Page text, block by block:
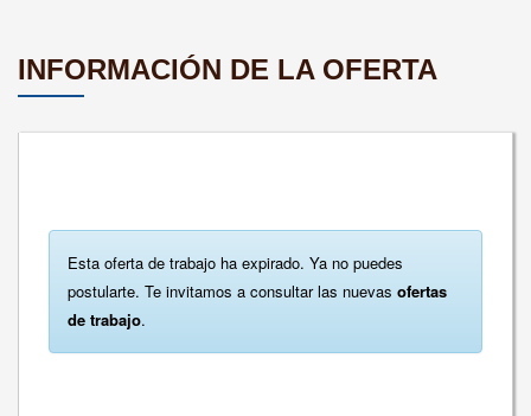
INFORMACIÓN DE LA OFERTA
Esta oferta de trabajo ha expirado. Ya no puedes
postularte. Te invitamos a consultar las nuevas ofertas
de trabajo.